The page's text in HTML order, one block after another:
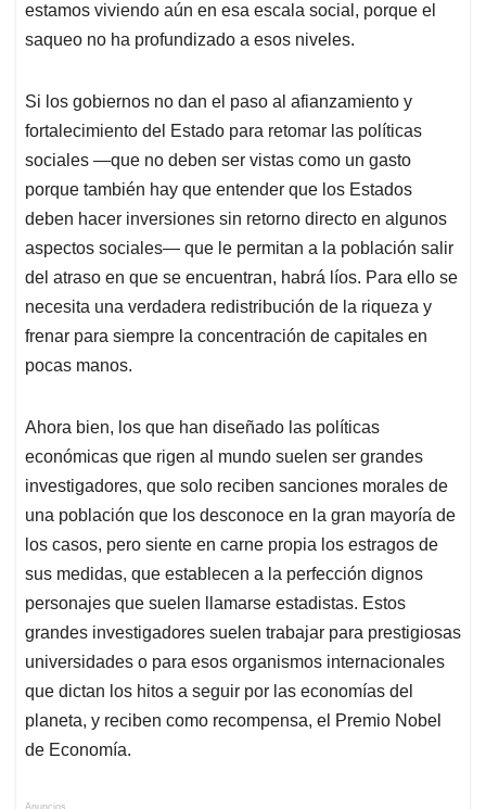
estamos viviendo aún en esa escala social, porque el
saqueo no ha profundizado a esos niveles.
Si los gobiernos no dan el paso al afianzamiento y
fortalecimiento del Estado para retomar las políticas
sociales —que no deben ser vistas como un gasto
porque también hay que entender que los Estados
deben hacer inversiones sin retorno directo en algunos
aspectos sociales— que le permitan a la población salir
del atraso en que se encuentran, habrá líos. Para ello se
necesita una verdadera redistribución de la riqueza y
frenar para siempre la concentración de capitales en
pocas manos.
Ahora bien, los que han diseñado las políticas
económicas que rigen al mundo suelen ser grandes
investigadores, que solo reciben sanciones morales de
una población que los desconoce en la gran mayoría de
los casos, pero siente en carne propia los estragos de
sus medidas, que establecen a la perfección dignos
personajes que suelen llamarse estadistas. Estos
grandes investigadores suelen trabajar para prestigiosas
universidades o para esos organismos internacionales
que dictan los hitos a seguir por las economías del
planeta, y reciben como recompensa, el Premio Nobel
de Economía.